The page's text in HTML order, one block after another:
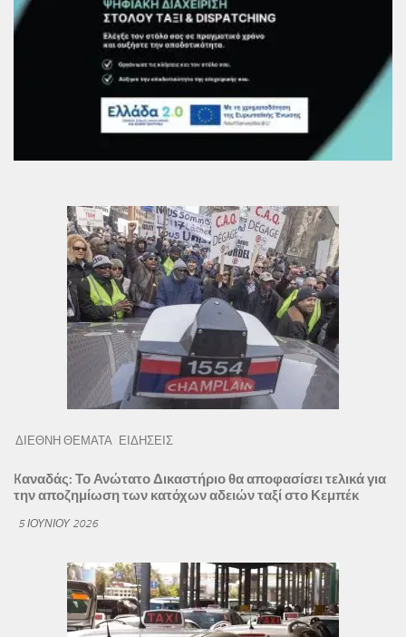
ΔΙΕΘΝΗ ΘΕΜΑΤΑ ΕΙΔΗΣΕΙΣ
Kαναδάς: Το Ανώτατο Δικαστήριο θα αποφασίσει τελικά για
την αποζημίωση των κατόχων αδειών ταξί στο Κεμπέκ
5 ΙΟΥΝΊΟΥ 2026